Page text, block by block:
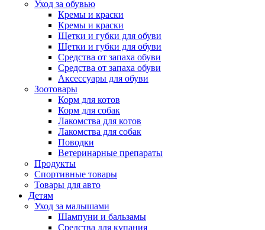
Уход за обувью
Кремы и краски
Кремы и краски
Щетки и губки для обуви
Щетки и губки для обуви
Средства от запаха обуви
Средства от запаха обуви
Аксессуары для обуви
Зоотовары
Корм для котов
Корм для собак
Лакомства для котов
Лакомства для собак
Поводки
Ветеринарные препараты
Продукты
Спортивные товары
Товары для авто
Детям
Уход за малышами
Шампуни и бальзамы
Средства для купания